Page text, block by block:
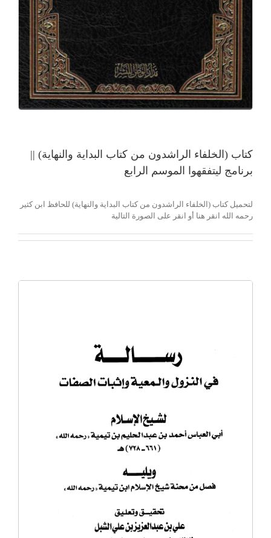
كتاب (الخلفاء الراشدون من كتاب البداية والنهاية) ||
برنامج ليتفقهوا الموسم الرابع
لتحميل كتاب (الخلفاء الراشدون من كتاب البداية والنهاية) للحافظ ابن كثير
رحمه الله انقر هنا أو انقر على الصورة التالية